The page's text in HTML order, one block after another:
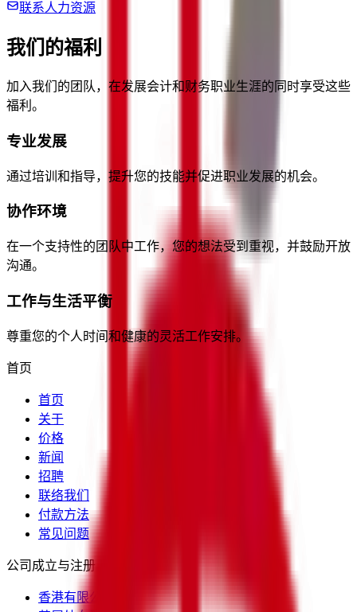
联系人力资源
我们的福利
加入我们的团队，在发展会计和财务职业生涯的同时享受这些
福利。
专业发展
通过培训和指导，提升您的技能并促进职业发展的机会。
协作环境
在一个支持性的团队中工作，您的想法受到重视，并鼓励开放
沟通。
工作与生活平衡
尊重您的个人时间和健康的灵活工作安排。
首页
首页
关于
价格
新闻
招聘
联络我们
付款方法
常见问题
公司成立与注册
香港有限公司